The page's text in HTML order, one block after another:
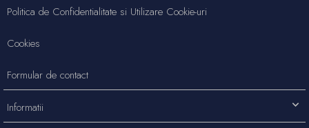
Politica de Confidentialitate si Utilizare Cookie-uri
Cookies
Formular de contact
Informatii